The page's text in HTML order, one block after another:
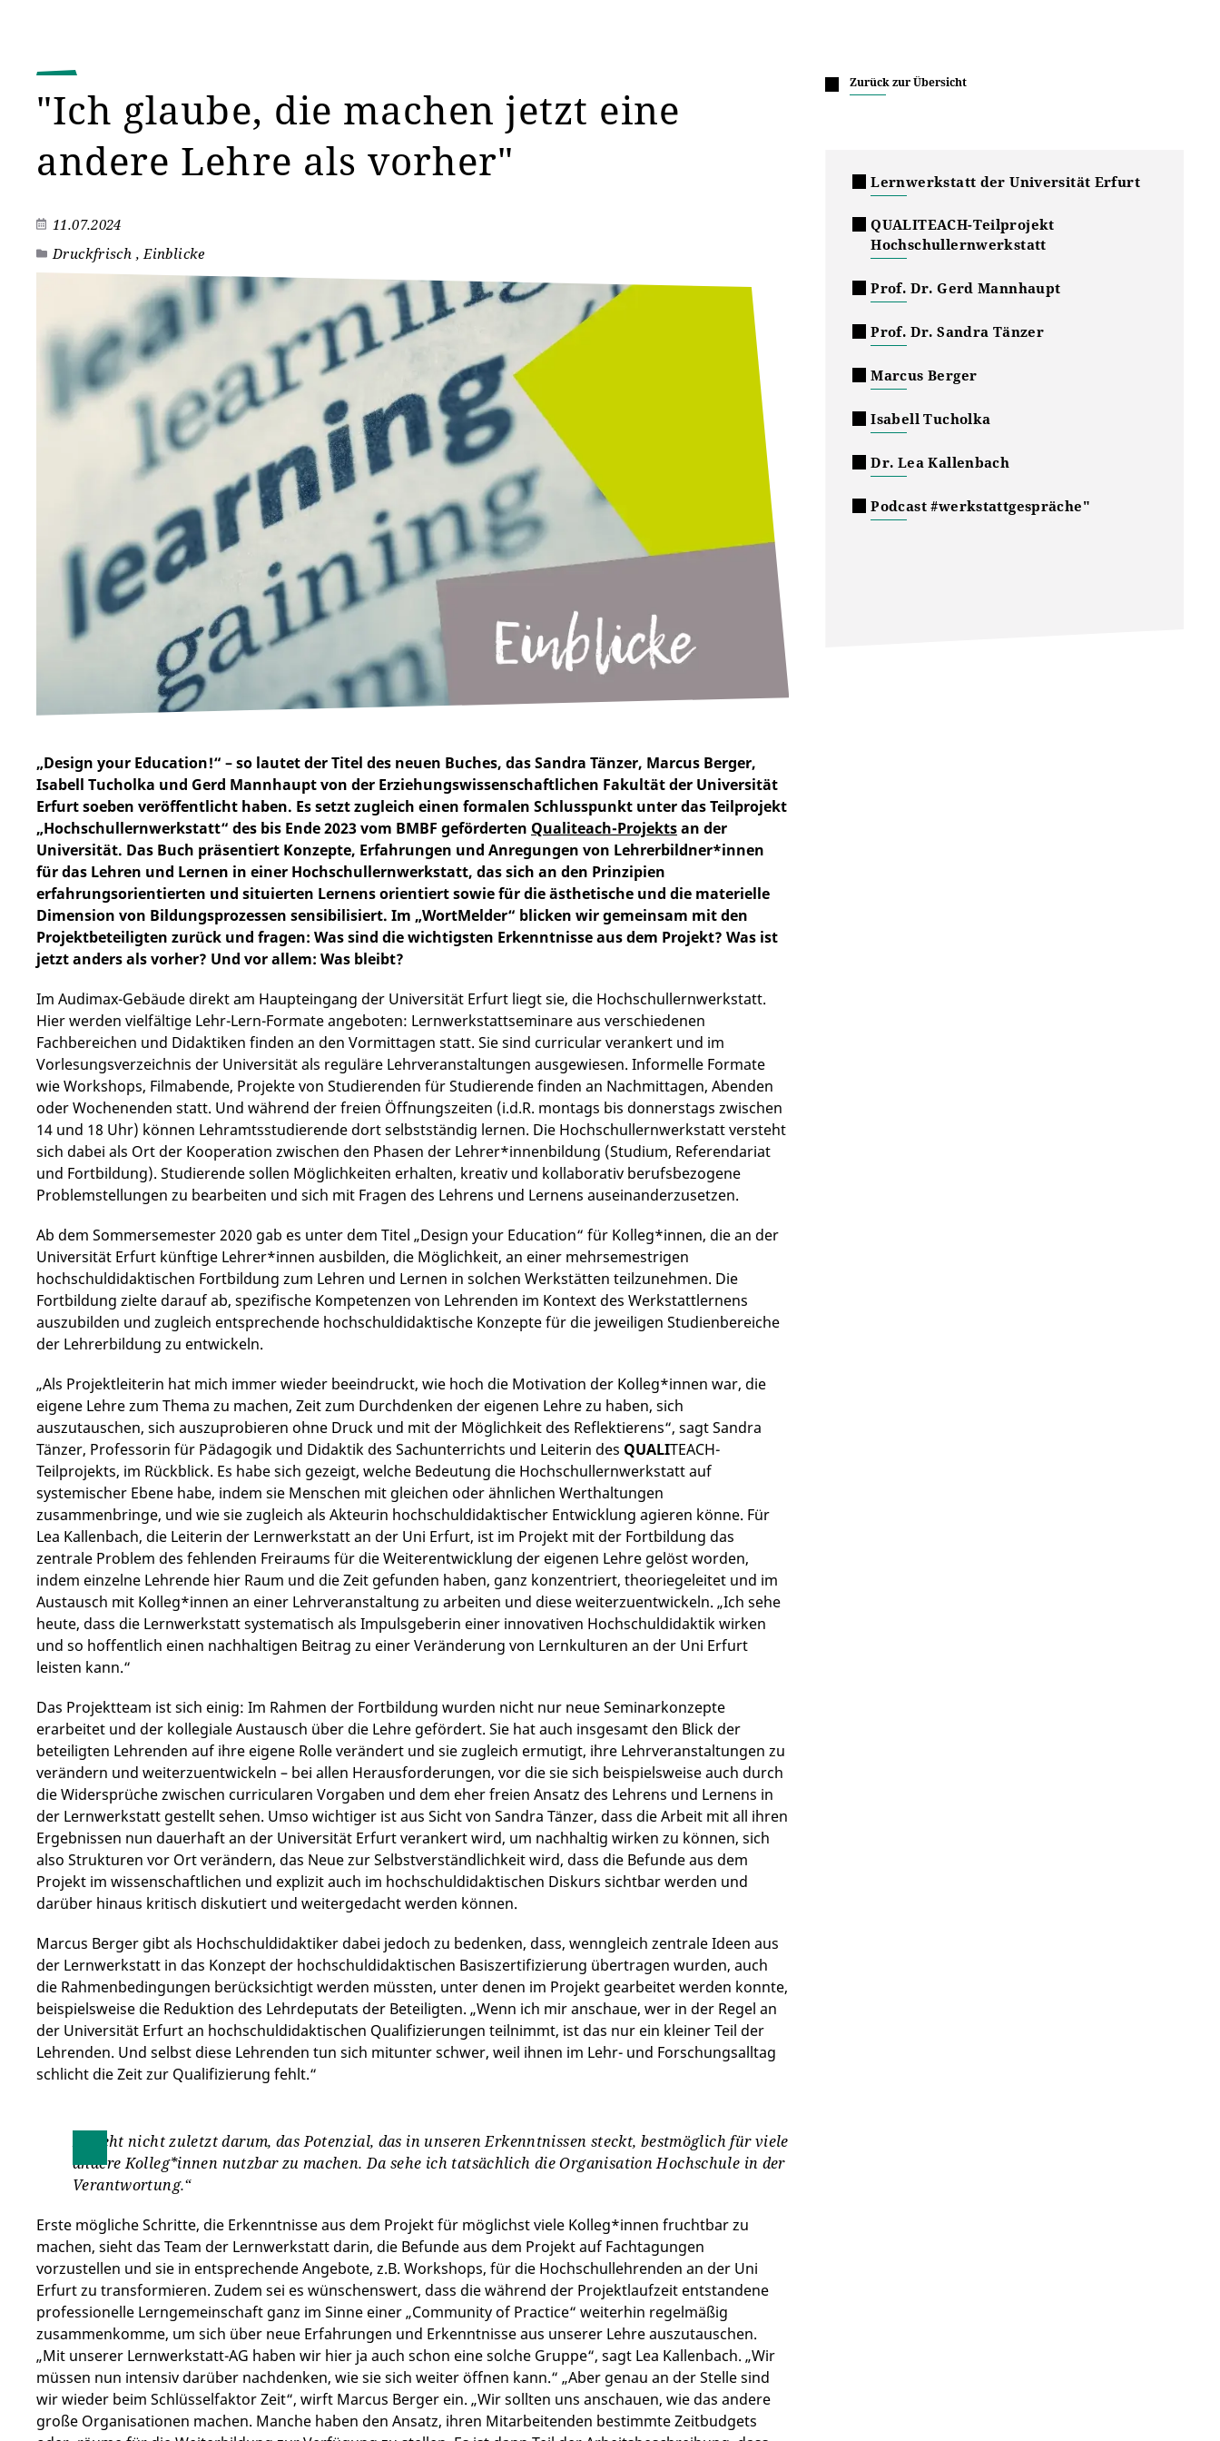
"Ich glaube, die machen jetzt eine
andere Lehre als vorher"
11.07.2024
Druckfrisch , Einblicke
„Design your Education!“ – so lautet der Titel des neuen Buches, das Sandra Tänzer, Marcus Berger,
Isabell Tucholka und Gerd Mannhaupt von der Erziehungswissenschaftlichen Fakultät der Universität
Erfurt soeben veröffentlicht haben. Es setzt zugleich einen formalen Schlusspunkt unter das Teilprojekt
„Hochschullernwerkstatt“ des bis Ende 2023 vom BMBF geförderten Qualiteach-Projektsan der
Universität. Das Buch präsentiert Konzepte, Erfahrungen und Anregungen von Lehrerbildner*innen
für das Lehren und Lernen in einer Hochschullernwerkstatt, das sich an den Prinzipien
erfahrungsorientierten und situierten Lernens orientiert sowie für die ästhetische und die materielle
Dimension von Bildungsprozessen sensibilisiert. Im „WortMelder“ blicken wir gemeinsam mit den
Projektbeteiligten zurück und fragen: Was sind die wichtigsten Erkenntnisse aus dem Projekt? Was ist
jetzt anders als vorher? Und vor allem: Was bleibt?
Im Audimax-Gebäude direkt am Haupteingang der Universität Erfurt liegt sie, die Hochschullernwerkstatt.
Hier werden vielfältige Lehr-Lern-Formate angeboten: Lernwerkstattseminare aus verschiedenen
Fachbereichen und Didaktiken finden an den Vormittagen statt. Sie sind curricular verankert und im
Vorlesungsverzeichnis der Universität als reguläre Lehrveranstaltungen ausgewiesen. Informelle Formate
wie Workshops, Filmabende, Projekte von Studierenden für Studierende finden an Nachmittagen, Abenden
oder Wochenenden statt. Und während der freien Öffnungszeiten (i.d.R. montags bis donnerstags zwischen
14 und 18 Uhr) können Lehramtsstudierende dort selbstständig lernen. Die Hochschullernwerkstatt versteht
sich dabei als Ort der Kooperation zwischen den Phasen der Lehrer*innenbildung (Studium, Referendariat
und Fortbildung). Studierende sollen Möglichkeiten erhalten, kreativ und kollaborativ berufsbezogene
Problemstellungen zu bearbeiten und sich mit Fragen des Lehrens und Lernens auseinanderzusetzen.
Ab dem Sommersemester 2020 gab es unter dem Titel „Design your Education“ für Kolleg*innen, die an der
Universität Erfurt künftige Lehrer*innen ausbilden, die Möglichkeit, an einer mehrsemestrigen
hochschuldidaktischen Fortbildung zum Lehren und Lernen in solchen Werkstätten teilzunehmen. Die
Fortbildung zielte darauf ab, spezifische Kompetenzen von Lehrenden im Kontext des Werkstattlernens
auszubilden und zugleich entsprechende hochschuldidaktische Konzepte für die jeweiligen Studienbereiche
der Lehrerbildung zu entwickeln.
„Als Projektleiterin hat mich immer wieder beeindruckt, wie hoch die Motivation der Kolleg*innen war, die
eigene Lehre zum Thema zu machen, Zeit zum Durchdenken der eigenen Lehre zu haben, sich
auszutauschen, sich auszuprobieren ohne Druck und mit der Möglichkeit des Reflektierens“, sagt Sandra
Tänzer, Professorin für Pädagogik und Didaktik des Sachunterrichts und Leiterin des QUALITEACH-
Teilprojekts, im Rückblick. Es habe sich gezeigt, welche Bedeutung die Hochschullernwerkstatt auf
systemischer Ebene habe, indem sie Menschen mit gleichen oder ähnlichen Werthaltungen
zusammenbringe, und wie sie zugleich als Akteurin hochschuldidaktischer Entwicklung agieren könne. Für
Lea Kallenbach, die Leiterin der Lernwerkstatt an der Uni Erfurt, ist im Projekt mit der Fortbildung das
zentrale Problem des fehlenden Freiraums für die Weiterentwicklung der eigenen Lehre gelöst worden,
indem einzelne Lehrende hier Raum und die Zeit gefunden haben, ganz konzentriert, theoriegeleitet und im
Austausch mit Kolleg*innen an einer Lehrveranstaltung zu arbeiten und diese weiterzuentwickeln. „Ich sehe
heute, dass die Lernwerkstatt systematisch als Impulsgeberin einer innovativen Hochschuldidaktik wirken
und so hoffentlich einen nachhaltigen Beitrag zu einer Veränderung von Lernkulturen an der Uni Erfurt
leisten kann.“
Das Projektteam ist sich einig: Im Rahmen der Fortbildung wurden nicht nur neue Seminarkonzepte
erarbeitet und der kollegiale Austausch über die Lehre gefördert. Sie hat auch insgesamt den Blick der
beteiligten Lehrenden auf ihre eigene Rolle verändert und sie zugleich ermutigt, ihre Lehrveranstaltungen zu
verändern und weiterzuentwickeln – bei allen Herausforderungen, vor die sie sich beispielsweise auch durch
die Widersprüche zwischen curricularen Vorgaben und dem eher freien Ansatz des Lehrens und Lernens in
der Lernwerkstatt gestellt sehen. Umso wichtiger ist aus Sicht von Sandra Tänzer, dass die Arbeit mit all ihren
Ergebnissen nun dauerhaft an der Universität Erfurt verankert wird, um nachhaltig wirken zu können, sich
also Strukturen vor Ort verändern, das Neue zur Selbstverständlichkeit wird, dass die Befunde aus dem
Projekt im wissenschaftlichen und explizit auch im hochschuldidaktischen Diskurs sichtbar werden und
darüber hinaus kritisch diskutiert und weitergedacht werden können.
Marcus Berger gibt als Hochschuldidaktiker dabei jedoch zu bedenken, dass, wenngleich zentrale Ideen aus
der Lernwerkstatt in das Konzept der hochschuldidaktischen Basiszertifizierung übertragen wurden, auch
die Rahmenbedingungen berücksichtigt werden müssten, unter denen im Projekt gearbeitet werden konnte,
beispielsweise die Reduktion des Lehrdeputats der Beteiligten. „Wenn ich mir anschaue, wer in der Regel an
der Universität Erfurt an hochschuldidaktischen Qualifizierungen teilnimmt, ist das nur ein kleiner Teil der
Lehrenden. Und selbst diese Lehrenden tun sich mitunter schwer, weil ihnen im Lehr- und Forschungsalltag
schlicht die Zeit zur Qualifizierung fehlt.“
Es geht nicht zuletzt darum, das Potenzial, das in unseren Erkenntnissen steckt, bestmöglich für viele
andere Kolleg*innen nutzbar zu machen. Da sehe ich tatsächlich die Organisation Hochschule in der
Verantwortung.“
Erste mögliche Schritte, die Erkenntnisse aus dem Projekt für möglichst viele Kolleg*innen fruchtbar zu
machen, sieht das Team der Lernwerkstatt darin, die Befunde aus dem Projekt auf Fachtagungen
vorzustellen und sie in entsprechende Angebote, z.B. Workshops, für die Hochschullehrenden an der Uni
Erfurt zu transformieren. Zudem sei es wünschenswert, dass die während der Projektlaufzeit entstandene
professionelle Lerngemeinschaft ganz im Sinne einer „Community of Practice“ weiterhin regelmäßig
zusammenkomme, um sich über neue Erfahrungen und Erkenntnisse aus unserer Lehre auszutauschen.
„Mit unserer Lernwerkstatt-AG haben wir hier ja auch schon eine solche Gruppe“, sagt Lea Kallenbach. „Wir
müssen nun intensiv darüber nachdenken, wie sie sich weiter öffnen kann.“ „Aber genau an der Stelle sind
wir wieder beim Schlüsselfaktor Zeit“, wirft Marcus Berger ein. „Wir sollten uns anschauen, wie das andere
große Organisationen machen. Manche haben den Ansatz, ihren Mitarbeitenden bestimmte Zeitbudgets
Zurück zur Übersicht
Lernwerkstatt der Universität Erfurt
QUALITEACH-Teilprojekt
Hochschullernwerkstatt
Prof. Dr. Gerd Mannhaupt
Prof. Dr. Sandra Tänzer
Marcus Berger
Isabell Tucholka
Dr. Lea Kallenbach
Podcast #werkstattgespräche"